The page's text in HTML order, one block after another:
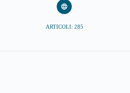
ARTICOLI: 285